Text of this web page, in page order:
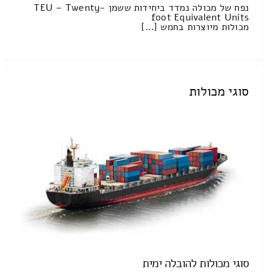
נפח של מכולה נמדד ביחידות ששמן TEU – Twenty-
foot Equivalent Units
מכולות מיוצרות בחמש […]
סוגי מכולות
סוגי מכולות להובלה ימית